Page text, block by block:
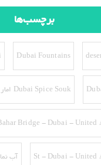
برچسب‌ها
Dubai Fountains
Dubai Spice Souk امارات متحده عربی - دبی
Bridge - Dubai - United
St - Dubai - United آب نما